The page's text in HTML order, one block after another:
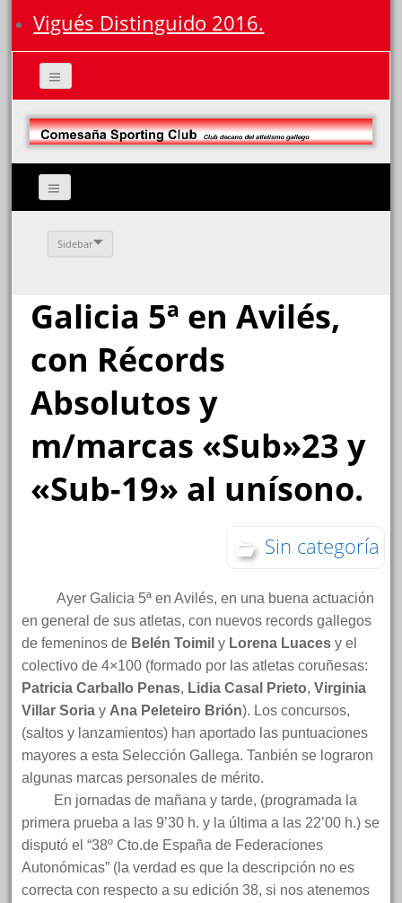
Vigués Distinguido 2016.
Sidebar
Galicia 5ª en Avilés,
con Récords
Absolutos y
m/marcas «Sub»23 y
«Sub-19» al unísono.
Sin categoría
Ayer Galicia 5ª en Avilés, en una buena actuación
en general de sus atletas, con nuevos records gallegos
de femeninos de Belén Toimil y Lorena Luaces y el
colectivo de 4×100 (formado por las atletas coruñesas:
Patricia Carballo Penas, Lidia Casal Prieto,Virginia
Villar Soria y Ana Peleteiro Brión). Los concursos,
(saltos y lanzamientos) han aportado las puntuaciones
mayores a esta Selección Gallega. Tanbién se lograron
algunas marcas personales de mérito.
En jornadas de mañana y tarde, (programada la
primera prueba a las 9’30 h. y la última a las 22’00 h.) se
disputó el “38º Cto.de España de Federaciones
Autonómicas” (la verdad es que la descripción no es
correcta con respecto a su edición 38, si nos atenemos